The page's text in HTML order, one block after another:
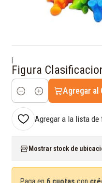
Figura
Cantidad
Agregar al
Agregar a la lista de
Mostrar stock de